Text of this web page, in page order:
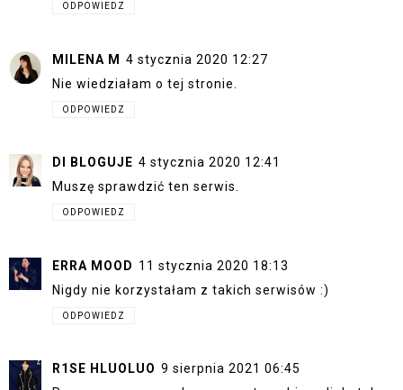
ODPOWIEDZ
MILENA M 4 stycznia 2020 12:27
Nie wiedziałam o tej stronie.
ODPOWIEDZ
DI BLOGUJE 4 stycznia 2020 12:41
Muszę sprawdzić ten serwis.
ODPOWIEDZ
ERRA MOOD 11 stycznia 2020 18:13
Nigdy nie korzystałam z takich serwisów :)
ODPOWIEDZ
R1SE HLUOLUO 9 sierpnia 2021 06:45